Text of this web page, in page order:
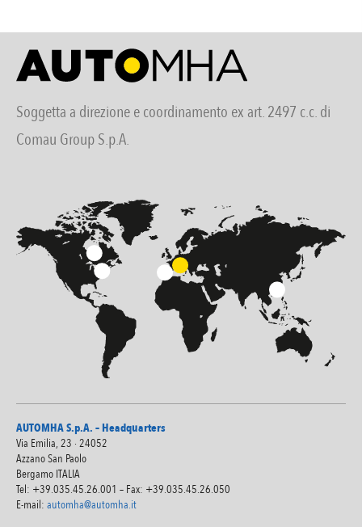
Soggetta a direzione e coordinamento ex art. 2497 c.c. di
Comau Group S.p.A.
AUTOMHA S.p.A. – Headquarters
Via Emilia, 23 · 24052
Azzano San Paolo
Bergamo ITALIA
Tel: +39.035.45.26.001 – Fax: +39.035.45.26.050
E-mail: automha@automha.it